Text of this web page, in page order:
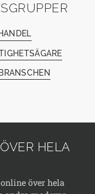
HELA
över hela